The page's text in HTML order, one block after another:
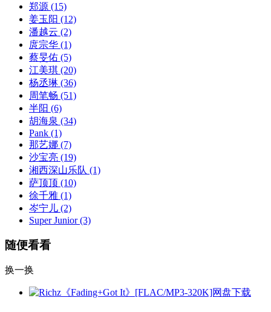
郑源 (15)
姜玉阳 (12)
潘越云 (2)
庹宗华 (1)
蔡旻佑 (5)
江美琪 (20)
杨丞琳 (36)
周笔畅 (51)
半阳 (6)
胡海泉 (34)
Pank (1)
那艺娜 (7)
沙宝亮 (19)
湘西深山乐队 (1)
萨顶顶 (10)
徐千雅 (1)
岑宁儿 (2)
Super Junior(3)
随便看看
换一换